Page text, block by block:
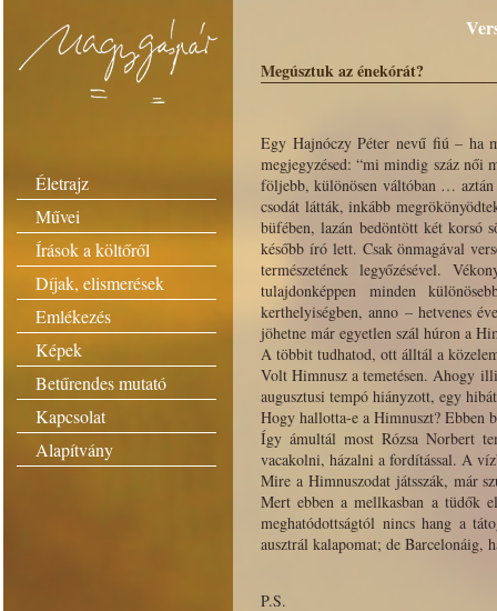
Életrajz
Művei
Írások a költőről
Díjak, elismerések
Emlékezés
Képek
Betűrendes mutató
Kapcsolat
Alapítvány
Megúsztuk az énekórát?
Egy Hajnóczy Péter nevű fiú – ha
megjegyzésed: “mi mindig száz női
följebb, különösen váltóban … aztán
csodát látták, inkább
büfében, lazán bedöntött két korsó
később író lett. Csak önmagával
természetének legyőzésével.
tulajdonképpen minden
kerthelyiségben, anno – hetvenes
jöhetne már egyetlen szál húron a
A többit tudhatod, ott álltál a
Volt Himnusz a temetésen. Ahogy
augusztusi tempó hiányzott, egy
Hogy hallotta-e a Himnuszt? Ebben
Így ámultál most Rózsa Norbert
vacakolni, házalni a fordítással. A
Mire a Himnuszodat játsszák, már
Mert ebben a mellkasban a tüdők
meghatódottságtól nincs hang a
ausztrál kalapomat; de Barcelonáig,
P.S.